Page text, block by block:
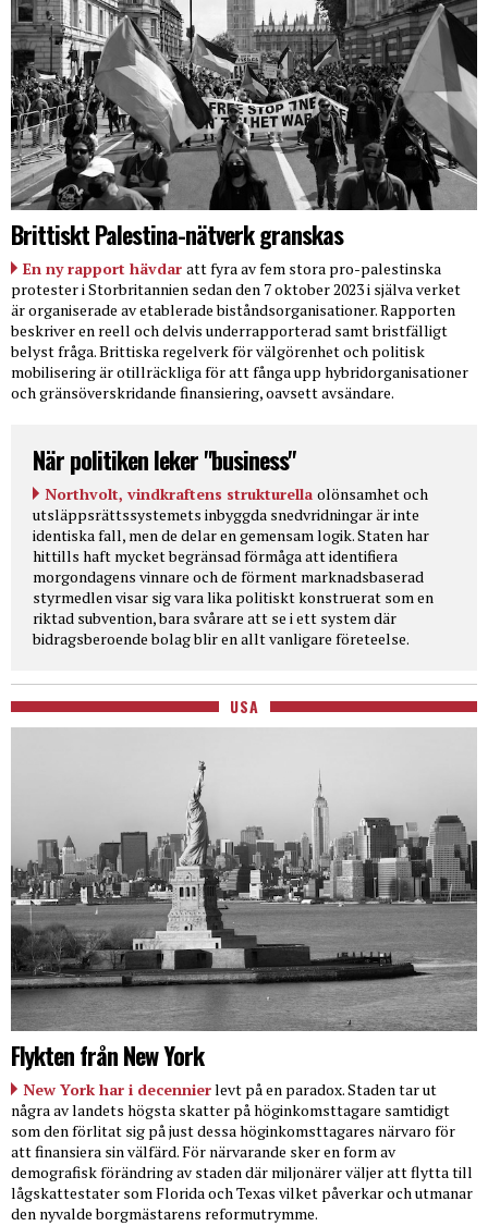
Brittiskt Palestina-nätverk granskas
En ny rapport hävdar att fyra av fem stora pro-palestinska
protester i Storbritannien sedan den 7 oktober 2023 i själva verket
är organiserade av etablerade biståndsorganisationer. Rapporten
beskriver en reell och delvis underrapporterad samt bristfälligt
belyst fråga. Brittiska regelverk för välgörenhet och politisk
mobilisering är otillräckliga för att fånga upp hybridorganisationer
och gränsöverskridande finansiering, oavsett avsändare.
När politiken leker "business"
Northvolt, vindkraftens strukturella olönsamhet och
utsläppsrättssystemets inbyggda snedvridningar är inte
identiska fall, men de delar en gemensam logik. Staten har
hittills haft mycket begränsad förmåga att identifiera
morgondagens vinnare och de förment marknadsbaserad
styrmedlen visar sig vara lika politiskt konstruerat som en
riktad subvention, bara svårare att se i ett system där
bidragsberoende bolag blir en allt vanligare företeelse.
USA
Flykten från New York
New York har i decennierlevt på en paradox. Staden tar ut
några av landets högsta skatter på höginkomsttagare samtidigt
som den förlitat sig på just dessa höginkomsttagares närvaro för
att finansiera sin välfärd. För närvarande sker en form av
demografisk förändring av staden där miljonärer väljer att flytta till
lågskattestater som Florida och Texas vilket påverkar och utmanar
den nyvalde borgmästarens reformutrymme.